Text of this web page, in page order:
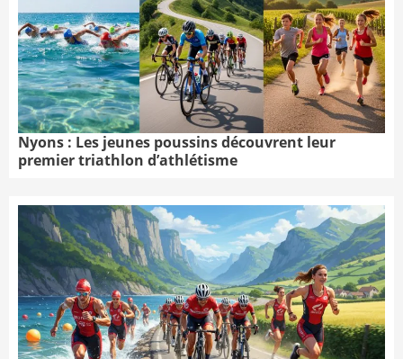
Nyons : Les jeunes poussins découvrent leur
premier triathlon d’athlétisme